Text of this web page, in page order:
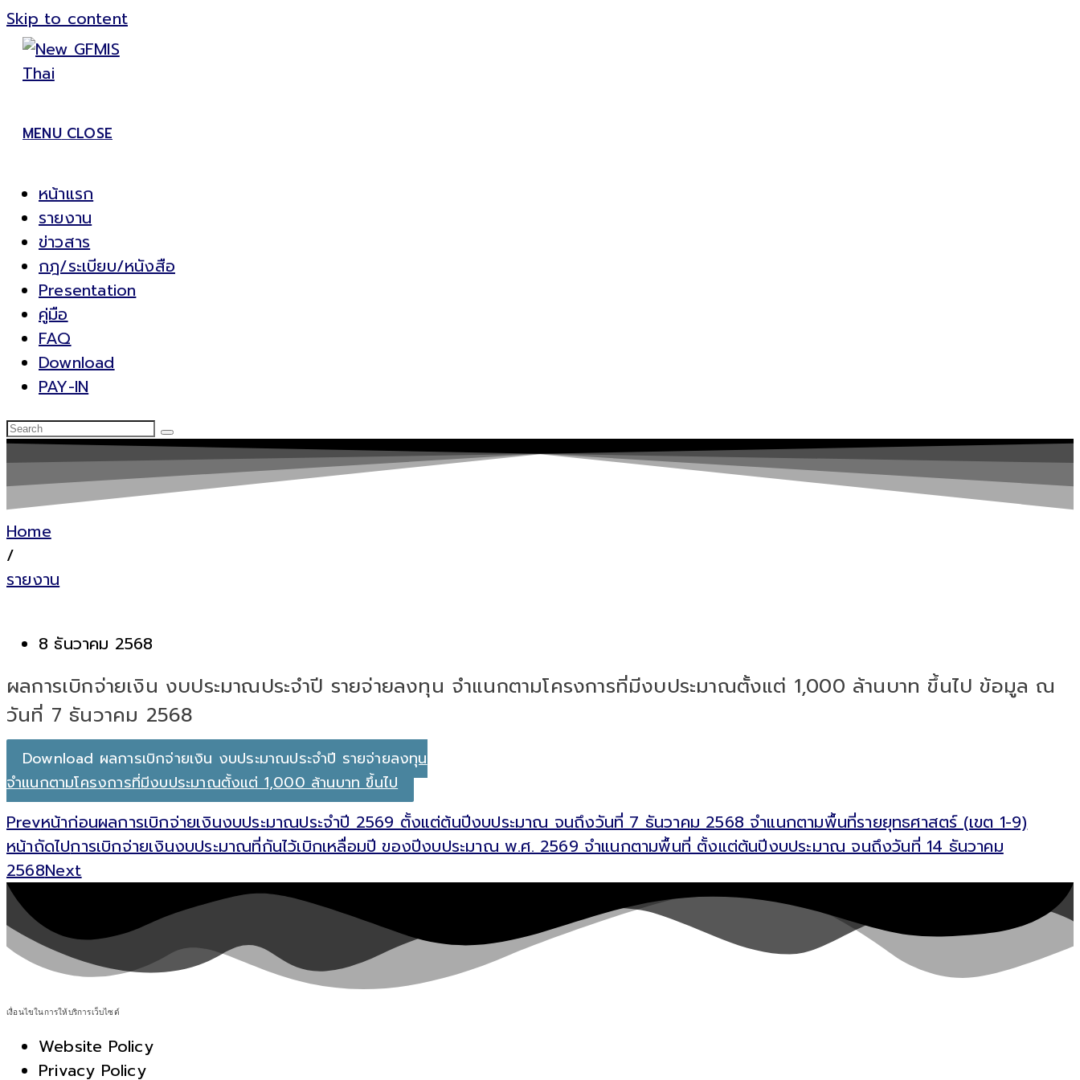
Skip to content
MENU CLOSE
หน้าแรก
รายงาน
ข่าวสาร
กฎ/ระเบียบ/หนังสือ
Presentation
คู่มือ
FAQ
Download
PAY-IN
Home
/
รายงาน
8 ธันวาคม 2568
ผลการเบิกจ่ายเงิน งบประมาณประจำปี รายจ่ายลงทุน จำแนกตามโครงการที่มีงบประมาณตั้งแต่ 1,000 ล้านบาท ขึ้นไป ข้อมูล ณ
วันที่ 7 ธันวาคม 2568
Download ผลการเบิกจ่ายเงิน งบประมาณประจำปี รายจ่ายลงทุน
จำแนกตามโครงการที่มีงบประมาณตั้งแต่ 1,000 ล้านบาท ขึ้นไป
Prevหน้าก่อนผลการเบิกจ่ายเงินงบประมาณประจำปี 2569 ตั้งแต่ต้นปีงบประมาณ จนถึงวันที่ 7 ธันวาคม 2568 จำแนกตามพื้นที่รายยุทธศาสตร์ (เขต 1-9)
หน้าถัดไปการเบิกจ่ายเงินงบประมาณที่กันไว้เบิกเหลื่อมปี ของปีงบประมาณ พ.ศ. 2569 จำแนกตามพื้นที่ ตั้งแต่ต้นปีงบประมาณ จนถึงวันที่ 14 ธันวาคม
2568Next
เงื่อนไขในการให้บริการเว็บไซต์
Website Policy
Privacy Policy